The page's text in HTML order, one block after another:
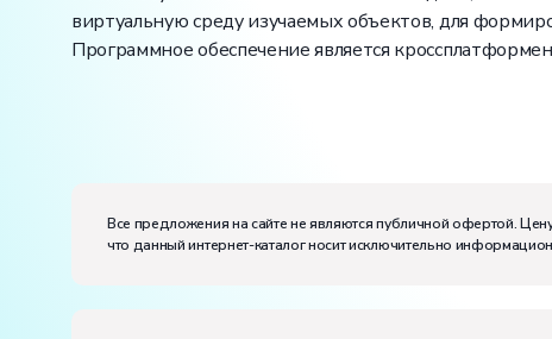
виртуальную среду изучаемых объектов, для
Программное обеспечение является
Класс защиты от поражения электрическим током:I
Диапазон рабочих температур, ˚С:+10…+35
Все предложения на сайте не являются публичной офертой.
что данный интернет-каталог носит исключительно